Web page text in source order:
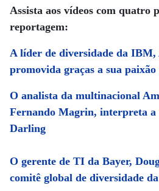
Assista aos vídeos com quatro
reportagem:
A líder de diversidade da
promovida graças a sua paixão
O analista da multinacional
Fernando Magrin, interpreta a
Darling
O gerente de TI da Bayer,
comitê global de diversidade